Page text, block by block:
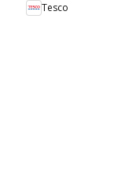
Tesco